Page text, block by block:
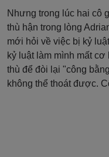
Nhưng trong lúc hai cô
thù hận trong lòng
mới hỏi về việc bị kỷ
kỷ luật làm mình mất
thù để đòi lại "công
không thể thoát được.